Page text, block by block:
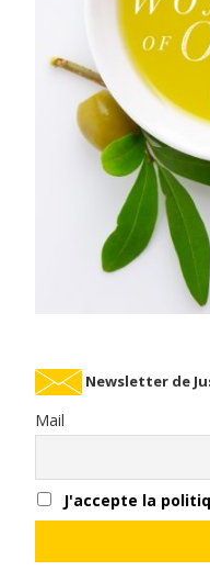
Newsletter de
Mail
J'accepte la